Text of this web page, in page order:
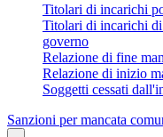
Titolari di incarichi
Titolari di incarichi
governo
Relazione di fine
Relazione di inizio
Soggetti cessati
Sanzioni per mancata